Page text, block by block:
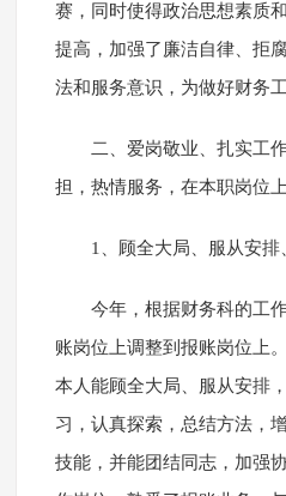
赛，同时使得政治思想素质
提高，加强了廉洁自律、拒
法和服务意识，为做好财务
二、爱岗敬业、扎实工
担，热情服务，在本职岗位
1、顾全大局、服从安排
今年，根据财务科的工
账岗位上调整到报账岗位上
本人能顾全大局、服从安排
习，认真探索，总结方法，
技能，并能团结同志，加强